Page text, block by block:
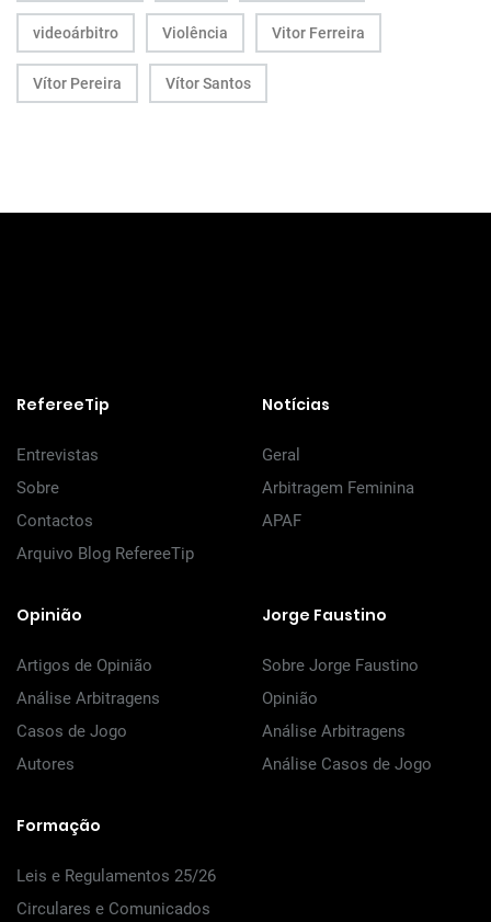
videoárbitro Violência Vitor Ferreira
Vítor Pereira Vítor Santos
RefereeTip
Entrevistas
Sobre
Contactos
Arquivo Blog RefereeTip
Notícias
Geral
Arbitragem Feminina
APAF
Opinião
Artigos de Opinião
Análise Arbitragens
Casos de Jogo
Autores
Jorge Faustino
Sobre Jorge Faustino
Opinião
Análise Arbitragens
Análise Casos de Jogo
Formação
Leis e Regulamentos 25/26
Circulares e Comunicados